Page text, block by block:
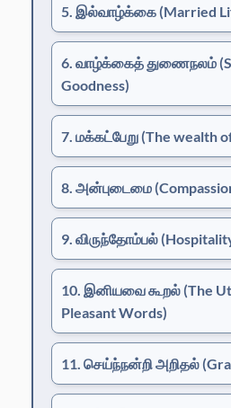
5. இல்வாழ்க்கை (Married
6. வாழ்க்கைத் துணைநலம்
Goodness)
7. மக்கட்பேறு (The wealth
8. அன்புடைமை
9. விருந்தோம்பல்
10. இனியவை கூறல் (The
Pleasant Words)
11. செய்ந்நன்றி அறிதல்